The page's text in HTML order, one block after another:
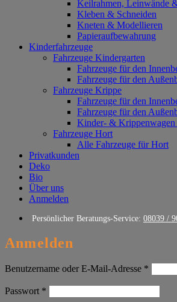
Keilrahmen, Leinwände
Kleben & Schneiden
Kneten & Modellieren
Papieraufbewahrung
Kinderfahrzeuge
Fahrzeuge Kindergarten
Fahrzeuge für den
Fahrzeuge für den
Fahrzeuge Krippe
Fahrzeuge für den
Fahrzeuge für den
Kinder- & Krippenwagen
Fahrzeuge Hort
Alle Fahrzeuge für Hort
Privatkunden
Deko
Bio
Über uns
Anmelden
Persönlicher Beratungs-Service: 08039 /
Anmelden
Benutzername oder E-Mail-Adresse *
Passwort *